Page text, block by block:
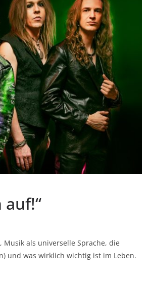
auf!“
als universelle Sprache, die
und was wirklich wichtig ist im Leben.